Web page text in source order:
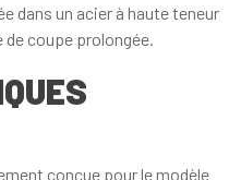
dans un acier à haute teneur
de coupe prolongée.
conçue pour le modèle